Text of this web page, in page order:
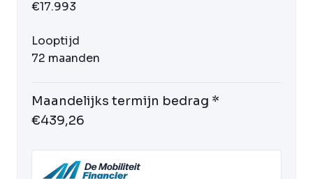
€17.993
Looptijd
72 maanden
Maandelijks termijn bedrag *
€439,26